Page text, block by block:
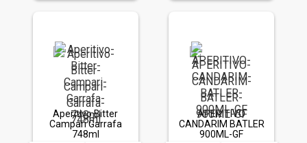
Aperitivo Bitter
Campari Garrafa
748ml
APERITIVO
CANDARIM BATLER
900ML-GF